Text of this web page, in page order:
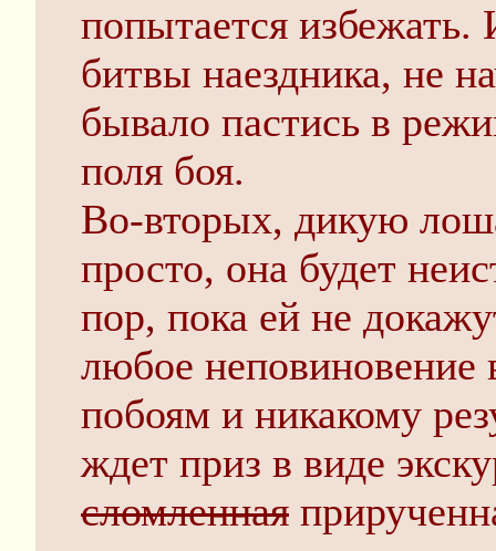
попытается
битвы наездника, не
бывало пастись в
поля боя.
Во-вторых, дикую
просто, она будет
пор, пока ей не
любое неповиновение
побоям и никакому
ждет приз в виде
сломленная